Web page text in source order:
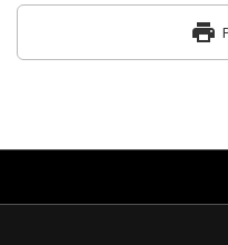
print